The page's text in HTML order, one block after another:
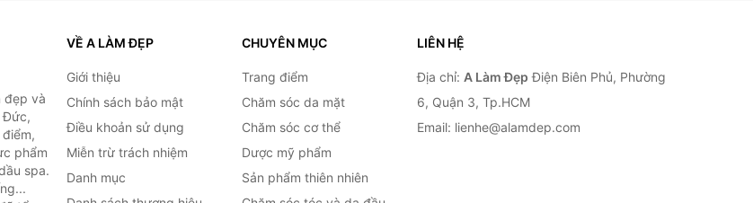
đẹp và
Đức,
phẩm
spa.
VỀ A LÀM ĐẸP
Giới thiệu
Chính sách bảo mật
Điều khoản sử dụng
Miễn trừ trách nhiệm
Danh mục
CHUYÊN MỤC
Trang điểm
Chăm sóc da mặt
Chăm sóc cơ thể
Dược mỹ phẩm
Sản phẩm thiên nhiên
LIÊN HỆ
Địa chỉ: A Làm Đẹp Điện Biên Phủ, Phường
6, Quận 3, Tp.HCM
Email: lienhe@alamdep.com